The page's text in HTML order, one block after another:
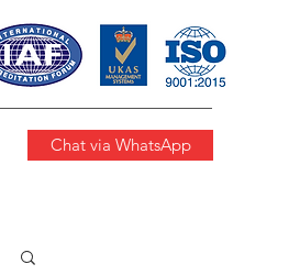
Chat via WhatsApp